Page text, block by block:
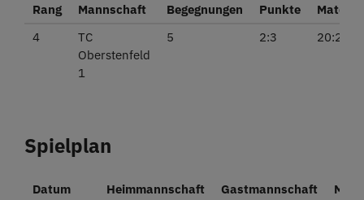
Rang Mannschaft Begegnungen Punkte
4
TC
Oberstenfeld
1
5 2:3 20:25
Spielplan
Datum Heimmannschaft Gastmannschaft